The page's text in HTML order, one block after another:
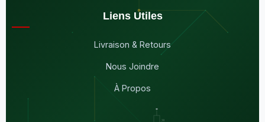
Liens Utiles
Livraison & Retours
Nous Joindre
À Propos